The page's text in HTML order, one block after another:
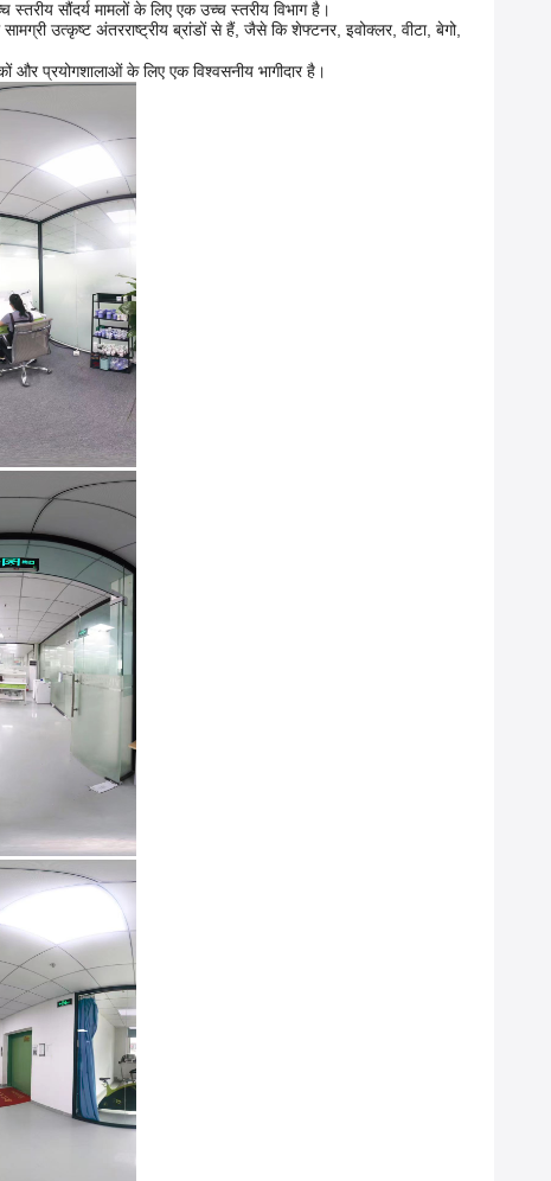
सौंदर्य मामलों के लिए एक उच्च स्तरीय विभाग है।
उत्कृष्ट अंतरराष्ट्रीय ब्रांडों से हैं, जैसे कि शेफ्टनर, इवोक्लर, वीटा, बेगो,
प्रयोगशालाओं के लिए एक विश्वसनीय भागीदार है।